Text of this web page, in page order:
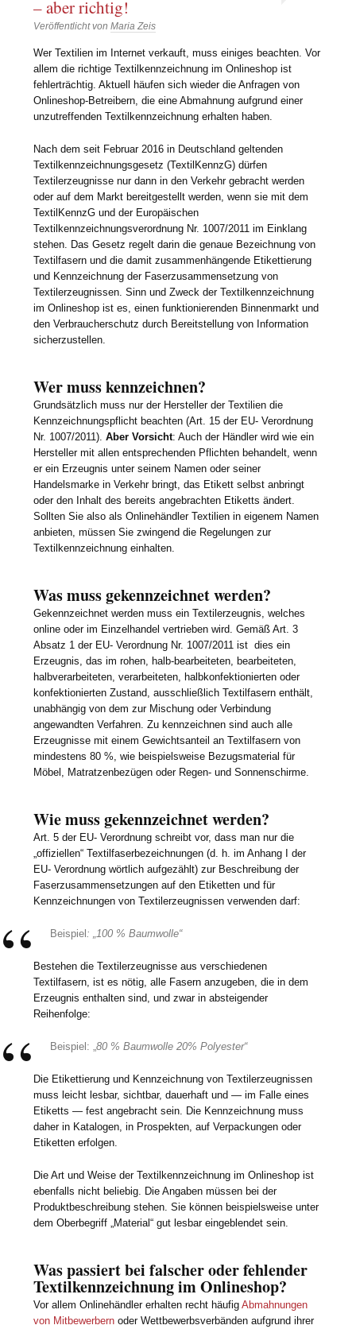
– aber richtig!
Veröffentlicht vonMaria Zeis
Wer Textilien im Internet verkauft, muss einiges beachten. Vor
allem die richtige Textilkennzeichnung im Onlineshop ist
fehlerträchtig. Aktuell häufen sich wieder die Anfragen von
Onlineshop-Betreibern, die eine Abmahnung aufgrund einer
unzutreffenden Textilkennzeichnung erhalten haben.
Nach dem seit Februar 2016 in Deutschland geltenden
Textilkennzeichnungsgesetz (TextilKennzG) dürfen
Textilerzeugnisse nur dann in den Verkehr gebracht werden
oder auf dem Markt bereitgestellt werden, wenn sie mit dem
TextilKennzG und der Europäischen
Textilkennzeichnungsverordnung Nr. 1007/2011 im Einklang
stehen. Das Gesetz regelt darin die genaue Bezeichnung von
Textilfasern und die damit zusammenhängende Etikettierung
und Kennzeichnung der Faserzusammensetzung von
Textilerzeugnissen. Sinn und Zweck der Textilkennzeichnung
im Onlineshop ist es, einen funktionierenden Binnenmarkt und
den Verbraucherschutz durch Bereitstellung von Information
sicherzustellen.
Wer muss kennzeichnen?
Grundsätzlich muss nur der Hersteller der Textilien die
Kennzeichnungspflicht beachten (Art. 15 der EU- Verordnung
Nr. 1007/2011).Aber Vorsicht: Auch der Händler wird wie ein
Hersteller mit allen entsprechenden Pflichten behandelt, wenn
er ein Erzeugnis unter seinem Namen oder seiner
Handelsmarke in Verkehr bringt, das Etikett selbst anbringt
oder den Inhalt des bereits angebrachten Etiketts ändert.
Sollten Sie also als Onlinehändler Textilien in eigenem Namen
anbieten, müssen Sie zwingend die Regelungen zur
Textilkennzeichnung einhalten.
Was muss gekennzeichnet werden?
Gekennzeichnet werden muss ein Textilerzeugnis, welches
online oder im Einzelhandel vertrieben wird. Gemäß Art. 3
Absatz 1 der EU- Verordnung Nr. 1007/2011 ist dies ein
Erzeugnis, das im rohen, halb-bearbeiteten, bearbeiteten,
halbverarbeiteten, verarbeiteten, halbkonfektionierten oder
konfektionierten Zustand, ausschließlich Textilfasern enthält,
unabhängig von dem zur Mischung oder Verbindung
angewandten Verfahren. Zu kennzeichnen sind auch alle
Erzeugnisse mit einem Gewichtsanteil an Textilfasern von
mindestens 80 %, wie beispielsweise Bezugsmaterial für
Möbel, Matratzenbezügen oder Regen- und Sonnenschirme.
Wie muss gekennzeichnet werden?
Art. 5 der EU- Verordnung schreibt vor, dass man nur die
„offiziellen“ Textilfaserbezeichnungen (d. h. im Anhang I der
EU- Verordnung wörtlich aufgezählt) zur Beschreibung der
Faserzusammensetzungen auf den Etiketten und für
Kennzeichnungen von Textilerzeugnissen verwenden darf:
Beispiel: „100 % Baumwolle“
Bestehen die Textilerzeugnisse aus verschiedenen
Textilfasern, ist es nötig, alle Fasern anzugeben, die in dem
Erzeugnis enthalten sind, und zwar in absteigender
Reihenfolge:
Beispiel: „80 % Baumwolle 20% Polyester“
Die Etikettierung und Kennzeichnung von Textilerzeugnissen
muss leicht lesbar, sichtbar, dauerhaft und — im Falle eines
Etiketts — fest angebracht sein. Die Kennzeichnung muss
daher in Katalogen, in Prospekten, auf Verpackungen oder
Etiketten erfolgen.
Die Art und Weise der Textilkennzeichnung im Onlineshop ist
ebenfalls nicht beliebig. Die Angaben müssen bei der
Produktbeschreibung stehen. Sie können beispielsweise unter
dem Oberbegriff „Material“ gut lesbar eingeblendet sein.
Was passiert bei falscher oder fehlender
Textilkennzeichnung im Onlineshop?
Vor allem Onlinehändler erhalten recht häufigAbmahnungen
von Mitbewerbernoder Wettbewerbsverbänden aufgrund ihrer